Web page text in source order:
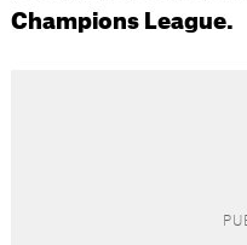
Champions League.